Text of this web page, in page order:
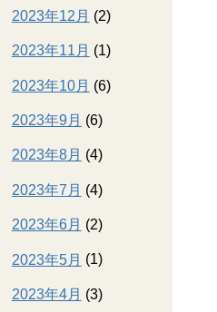
2023年12月 (2)
2023年11月 (1)
2023年10月 (6)
2023年9月 (6)
2023年8月 (4)
2023年7月 (4)
2023年6月 (2)
2023年5月 (1)
2023年4月 (3)